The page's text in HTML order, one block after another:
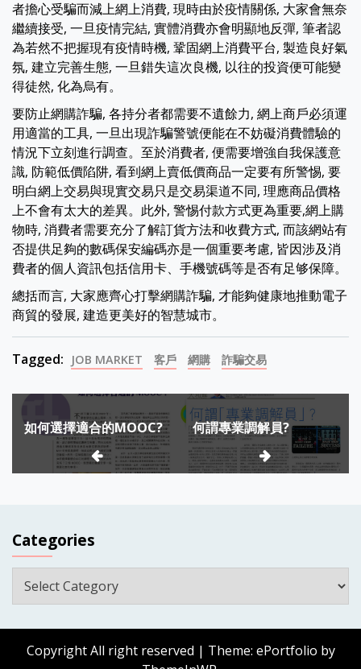
者擔心受騙而減上網上消費, 現時由於疫情關係, 大家會無奈
繼續接受, 一旦疫情完結, 實體消費亦會明顯地反彈, 筆者認
為若然不把握現有疫情時機, 鞏固網上消費平台, 製造良好氣
氛, 建立完善生態, 一旦錯失這次良機, 以往的投資便可能變
得徒然, 化為烏有。
要防止網購詐騙, 各持分者都需要不遺餘力, 網上商戶必須運
用適當的工具, 一旦出現詐騙警號便能在不妨礙消費體驗的
情況下立刻進行調查。至於消費者, 便需要增強自我保護意
識, 防範低價陷阱, 看到網上賣低價商品一定要有所警惕, 要
明白網上交易與現實交易只是交易渠道不同, 理應商品價格
上不會有太大的差異。此外, 警惕付款方式更為重要,網上購
物時, 消費者需要充分了解訂貨方法和收費方式, 而該網站有
否提供足夠的數碼保安編碼亦是一個重要考慮, 皆因涉及消
費者的個人資訊包括信用卡、手機號碼等是否有足够保障。
總括而言, 大家應齊心打擊網購詐騙, 才能夠健康地推動電子
商貿的發展, 建造更美好的智慧城市。
Tagged: JOB MARKET 客戶 網購 詐騙交易
Post
navigation
如何選擇適合的MOOC? 何謂專業調解員?
Categories
Categories
Copyright All right reserved | Theme: ePortfolio by